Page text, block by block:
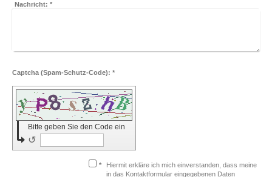
Nachricht: *
Captcha (Spam-Schutz-Code): *
Bitte geben Sie den Code ein
↺
*
Hiermit erkläre ich mich einverstanden, dass meine
in das Kontaktformular eingegebenen Daten